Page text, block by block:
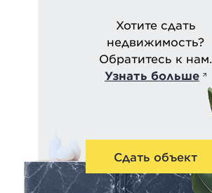
Хотите сдать
недвижимость?
Обратитесь к нам.
Узнать больше
Сдать объект